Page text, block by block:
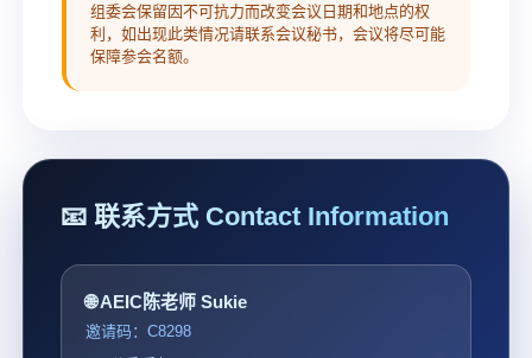
组委会保留因不可抗力而改变会议日期和地点的权
利，如出现此类情况请联系会议秘书，会议将尽可能
保障参会名额。
📧 联系方式 Contact Information
🌐 AEIC陈老师 Sukie
邀请码：C8298